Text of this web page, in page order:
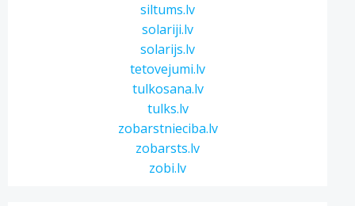
siltums.lv
solariji.lv
solarijs.lv
tetovejumi.lv
tulkosana.lv
tulks.lv
zobarstnieciba.lv
zobarsts.lv
zobi.lv